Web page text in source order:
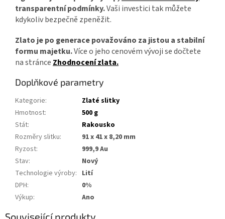
transparentní podmínky.Vaši investici tak můžete
kdykoliv bezpečně zpeněžit.
Zlato je po generace považováno za jistou a stabilní
formu majetku.Více o jeho cenovém vývoji se dočtete
na stránce Zhodnocení zlata.
Doplňkové parametry
Kategorie:
Zlaté slitky
Hmotnost:
500 g
Stát:
Rakousko
Rozměry slitku:
91 x 41 x 8,20 mm
Ryzost:
999,9 Au
Stav:
Nový
Technologie výroby: Lití
DPH:
0%
Výkup: Ano
Související produkty